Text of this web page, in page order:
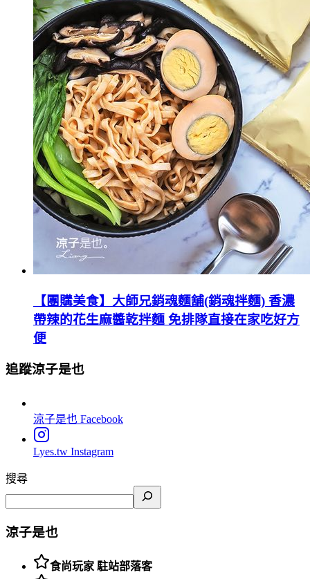
【團購美食】大師兄銷魂麵舖(銷魂拌麵) 香濃
帶辣的花生麻醬乾拌麵 免排隊直接在家吃好方
便
追蹤涼子是也
涼子是也 Facebook
Lyes.tw Instagram
搜尋
涼子是也
食尚玩家 駐站部落客